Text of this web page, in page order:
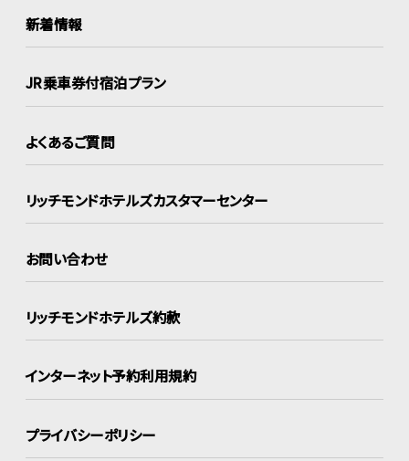
新着情報
JR乗車券付宿泊プラン
よくあるご質問
リッチモンドホテルズカスタマーセンター
お問い合わせ
リッチモンドホテルズ約款
インターネット予約利用規約
プライバシーポリシー